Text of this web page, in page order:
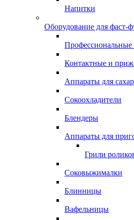
Напитки
Оборудование для фаст-
Контактные и
Аппараты для
Сокоохладители
Блендеры
Аппараты для
Грили
Соковыжималки
Блинницы
Вафельницы